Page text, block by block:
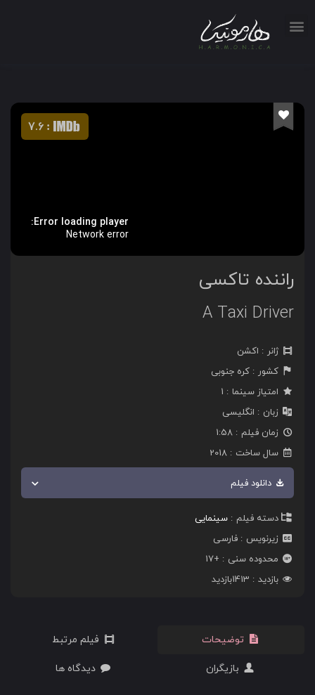
:
7.6
Error loading player:
Network error
راننده تاکسی
A Taxi Driver
ژانر
اکشن
کشور
کره جنوبی
امتیاز سینما
1
زبان
انگلیسی
زمان فیلم
1:58
سال ساخت
2018
دانلود فیلم
دسته فیلم
سینمایی
زیرنویس
فارسی
محدوده سنی
+17
بازدید
1413بازدید
توضیحات فیلم مرتبط
بازیگران دیدگاه ها